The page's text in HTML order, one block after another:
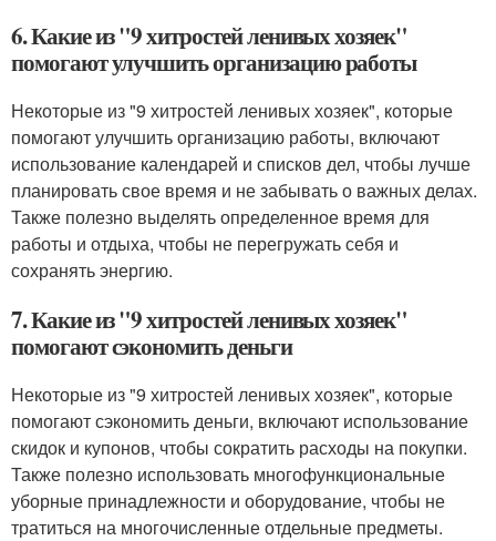
6. Какие из "9 хитростей ленивых хозяек"
помогают улучшить организацию работы
Некоторые из "9 хитростей ленивых хозяек", которые
помогают улучшить организацию работы, включают
использование календарей и списков дел, чтобы лучше
планировать свое время и не забывать о важных делах.
Также полезно выделять определенное время для
работы и отдыха, чтобы не перегружать себя и
сохранять энергию.
7. Какие из "9 хитростей ленивых хозяек"
помогают сэкономить деньги
Некоторые из "9 хитростей ленивых хозяек", которые
помогают сэкономить деньги, включают использование
скидок и купонов, чтобы сократить расходы на покупки.
Также полезно использовать многофункциональные
уборные принадлежности и оборудование, чтобы не
тратиться на многочисленные отдельные предметы.